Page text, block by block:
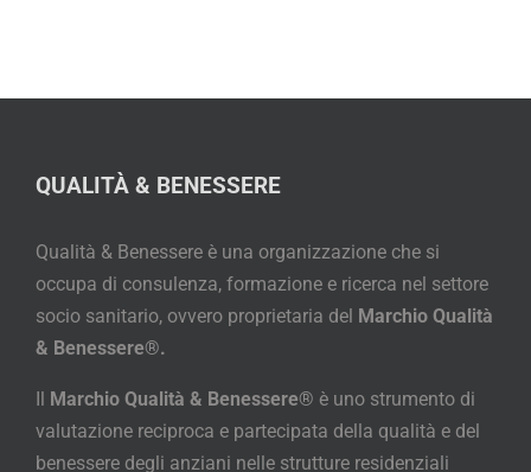
QUALITÀ & BENESSERE
Qualità & Benessere è una organizzazione che si
occupa di consulenza, formazione e ricerca nel settore
socio sanitario, ovvero proprietaria del Marchio Qualità
& Benessere®.
Marchio Qualità & Benessere® è uno strumento di
valutazione reciproca e partecipata della qualità e del
benessere degli anziani nelle strutture residenziali